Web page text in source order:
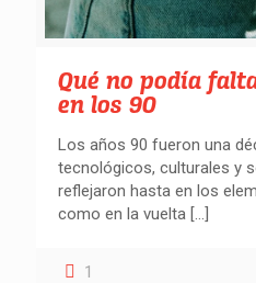
Qué no podía
en los 90
Los años 90 fueron una
tecnológicos, culturales y
reflejaron hasta en los
como en la vuelta […]
1